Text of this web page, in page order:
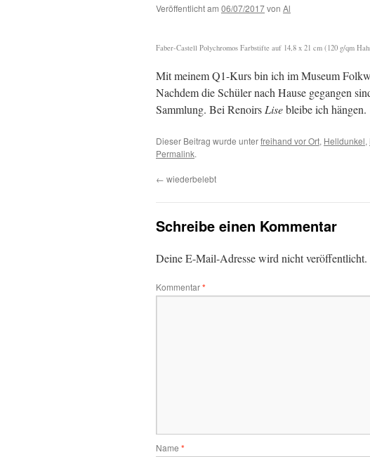
Veröffentlicht am 06/07/2017von Al
Faber-Castell Polychromos Farbstifte auf 14,8 x 21 cm (120 g/qm
Mit meinem Q1-Kurs bin ich im Museum
Nachdem die Schüler nach Hause gegangen
Sammlung. Bei Renoirs Lisebleibe ich hängen.
Dieser Beitrag wurde unterfreihand vor Ort, Helldunkel,
Permalink.
← wiederbelebt
Schreibe einen Kommentar
Deine E-Mail-Adresse wird nicht veröffentlicht.
Kommentar*
Name *